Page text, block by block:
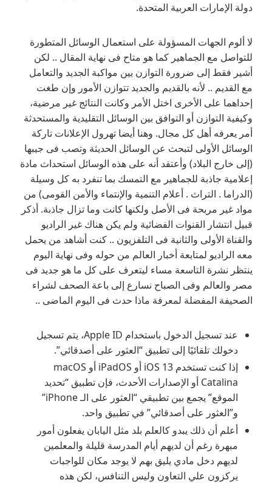
دولة الإمارات العربية المتحدة.
لا ألوم الجهات المسؤولة على استعمال الوسائل المتطورة
للتواصل مع الجماهير كما هو متاح فى نهاية المقال .. لكن
أشير فقط إلى ضرورة التوازن بين مواكبة الجديد والتعامل
مع القديم .. لأنه بالقديم والجديد تتوازن الأمور وإن طغت
إحداهما على الأخرى اختل الأمر وكانت النتائج غير مرضية،
وكيفية التوازن أو التوافق بين الوسائل التقليدية والمستحدثة
أمر يعرفه أهل كل مجال. وهنا أيضا تهرول الإعلانات تاركة
الوسائل الأولى لتبحث عن الوسائل الحديثة وتصب فى جيبها
(إلى خارج البلاد) وأعتقد أنه على هذه الوسائل استحداث مادة
إعلامية جاذبة للجماهير مع التمسك بما تنفرد به كل وسيلة
(الدراما . التراث . أعلام التنمية والإنتماء والأمن القومى) من
مواد غير مربحة فى الأصل ولكنها كانت وما تزال جاذبة. أذكر
قبيل انتشار القنوات الفضائية ولم يكن هناك غير الراديو
والقناة الأولى والثانية فى التلفزيون .. كنت أشاهد من يحمل
معه الراديو لمتابعة أخبار العالم من حوله وفى نهاية اليوم
ينتظر نشرة التاسعة مساء ليتعرف على كل ما هو جديد فى
مصر والعالم وفى الصباح نسارع إلى باعة الصحف لشراء
الصحيفة المفضلة لمعرفة ماذا حدث فى اليوم الماضى ..
عند تسجيل الدخول باستخدام Apple ID، يتم تسجيل
دخولك تلقائيًا إلى تطبيق “العثور على أصدقائي”.
إذا كنت تستخدم iOS 13 أو iPadOS أو macOS
Catalina أو الإصدارات الأحدث، فإن تطبيق “تحديد
الموقع” يجمع بين تطبيقي “العثور على الـ iPhone”
و”العثور على أصدقائي” في تطبيق واحد.
أعلم أن ذلك يبدو كالعلم بلد مثل اليابان يفعلون أمور
مبهرة رغم أن لديهم أيام المدرسة قليلة والمعلمين
لديهم دخل مادي يليق بهم لا يوجد مكان للواجبات
يركزون علي التعاون وليس التنافس، لكن هذه